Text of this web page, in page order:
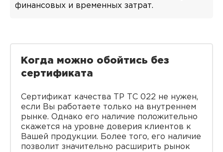
финансовых и временных затрат.
Когда можно обойтись без
сертификата
Сертификат качества ТР ТС 022 не нужен,
если Вы работаете только на внутреннем
рынке. Однако его наличие положительно
скажется на уровне доверия клиентов к
Вашей продукции. Более того, его наличие
позволит значительно расширить рынок